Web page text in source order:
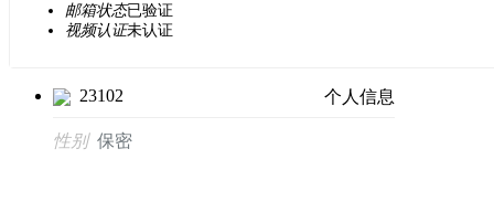
邮箱状态已验证
视频认证未认证
23102 个人信息
性别 保密